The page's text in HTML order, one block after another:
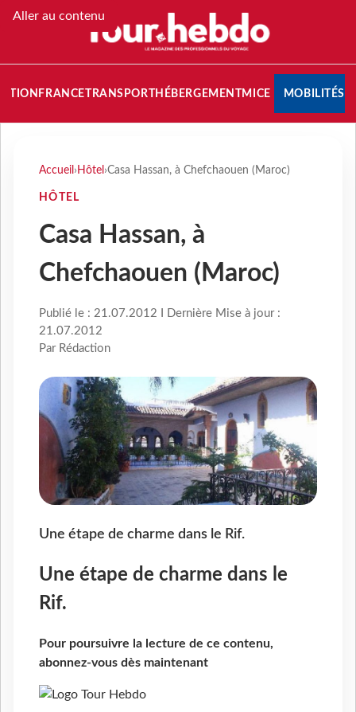
Aller au contenu
FRANCETRANSPORT HÉBERGEMENTMICE MOBILITÉS
Accueil › Hôtel ›Casa Hassan, à Chefchaouen (Maroc)
HÔTEL
Casa Hassan, à
Chefchaouen (Maroc)
Publié le : 21.07.2012 I Dernière Mise à jour :
21.07.2012
Par Rédaction
Une étape de charme dans le Rif.
Une étape de charme dans le
Rif.
Pour poursuivre la lecture de ce contenu,
abonnez-vous dès maintenant